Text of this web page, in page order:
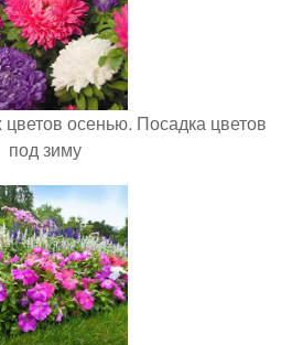
осенью. Посадка цветов
под зиму